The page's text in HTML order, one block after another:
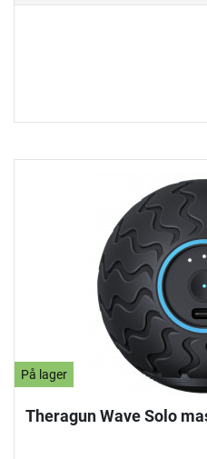
På lager
Theragun Wave Solo